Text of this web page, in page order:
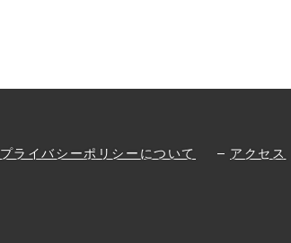
プライバシーポリシーについて アクセス